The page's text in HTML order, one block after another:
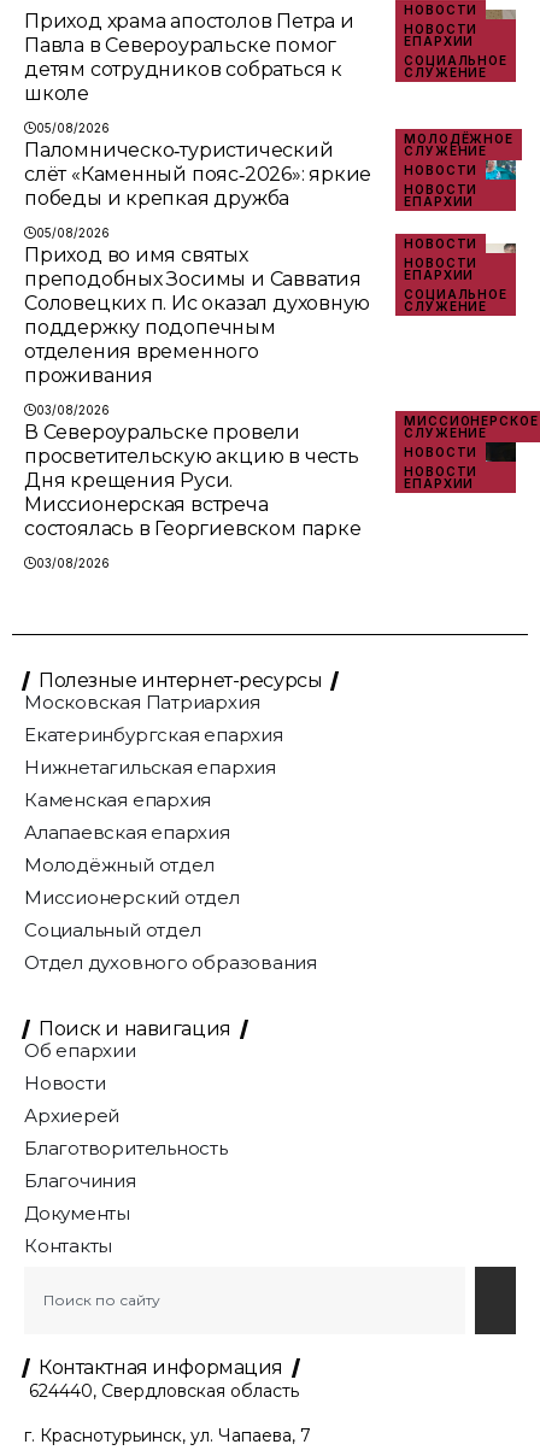
НОВОСТИ
НОВОСТИ
ЕПАРХИИ
СОЦИАЛЬНОЕ
СЛУЖЕНИЕ
Приход храма апостолов Петра и
Павла в Североуральске помог
детям сотрудников собраться к
школе
05/08/2026
МОЛОДЁЖНОЕ
СЛУЖЕНИЕ
НОВОСТИ
НОВОСТИ
ЕПАРХИИ
Паломническо‑туристический
слёт «Каменный пояс‑2026»: яркие
победы и крепкая дружба
05/08/2026
НОВОСТИ
НОВОСТИ
ЕПАРХИИ
СОЦИАЛЬНОЕ
СЛУЖЕНИЕ
Приход во имя святых
преподобных Зосимы и Савватия
Соловецких п. Ис оказал духовную
поддержку подопечным
отделения временного
проживания
03/08/2026
МИССИОНЕРСКОЕ
СЛУЖЕНИЕ
НОВОСТИ
НОВОСТИ
ЕПАРХИИ
В Североуральске провели
просветительскую акцию в честь
Дня крещения Руси.
Миссионерская встреча
состоялась в Георгиевском парке
03/08/2026
Полезные интернет-ресурсы
Московская Патриархия
Екатеринбургская епархия
Нижнетагильская епархия
Каменская епархия
Алапаевская епархия
Молодёжный отдел
Миссионерский отдел
Социальный отдел
Отдел духовного образования
Поиск и навигация
Об епархии
Новости
Архиерей
Благотворительность
Благочиния
Документы
Контакты
Контактная информация
624440, Свердловская область
г. Краснотурьинск, ул. Чапаева, 7